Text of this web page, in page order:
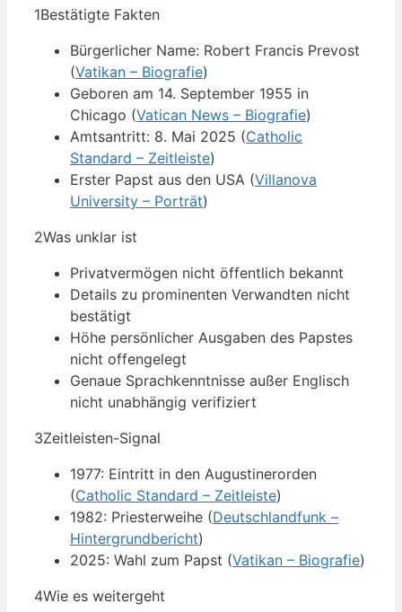
1Bestätigte Fakten
Bürgerlicher Name: Robert Francis Prevost
(Vatikan – Biografie)
Geboren am 14. September 1955 in
Chicago (Vatican News – Biografie)
Amtsantritt: 8. Mai 2025 (Catholic
Standard – Zeitleiste)
Erster Papst aus den USA (Villanova
University – Porträt)
2Was unklar ist
Privatvermögen nicht öffentlich bekannt
Details zu prominenten Verwandten nicht
bestätigt
Höhe persönlicher Ausgaben des Papstes
nicht offengelegt
Genaue Sprachkenntnisse außer Englisch
nicht unabhängig verifiziert
3Zeitleisten-Signal
1977: Eintritt in den Augustinerorden
(Catholic Standard – Zeitleiste)
1982: Priesterweihe (Deutschlandfunk –
Hintergrundbericht)
2025: Wahl zum Papst (Vatikan – Biografie)
4Wie es weitergeht